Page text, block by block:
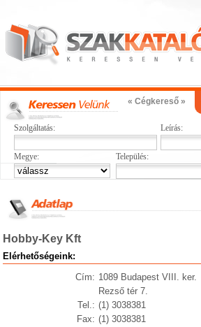
« Cégkereső »
Szolgáltatás: Leírás:
Megye: Település:
Hobby-Key Kft
Elérhetőségeink:
Cím: 1089 Budapest VIII. ker.
Rezső tér 7.
Tel.: (1) 3038381
Fax: (1) 3038381